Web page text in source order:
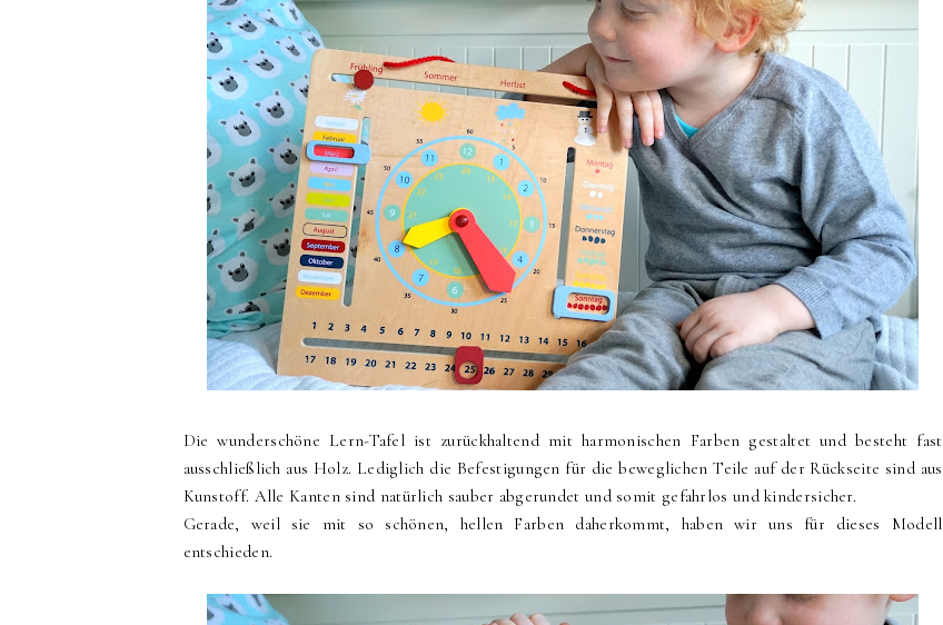
Die wunderschöne Lern-Tafel ist zurückhaltend mit harmonischen Farben gestaltet und besteht fast
ausschließlich aus Holz. Lediglich die Befestigungen für die beweglichen Teile auf der Rückseite sind aus
Kunstoff. Alle Kanten sind natürlich sauber abgerundet und somit gefahrlos und kindersicher.
Gerade, weil sie mit so schönen, hellen Farben daherkommt, haben wir uns für dieses Modell
entschieden.